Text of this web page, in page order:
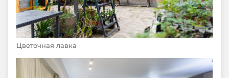
Цветочная лавка